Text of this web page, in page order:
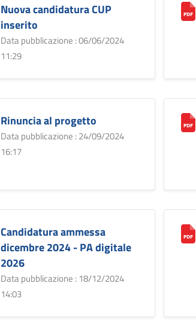
Nuova candidatura CUP
inserito
Data pubblicazione : 06/06/2024
11:29
Rinuncia al progetto
Data pubblicazione : 24/09/2024
16:17
Candidatura ammessa
dicembre 2024 - PA digitale
2026
Data pubblicazione : 18/12/2024
14:03